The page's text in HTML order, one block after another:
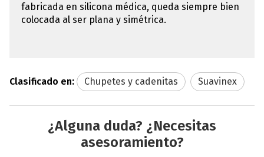
fabricada en silicona médica, queda siempre bien
colocada al ser plana y simétrica.
Clasificado en: Chupetes y cadenitas Suavinex
¿Alguna duda? ¿Necesitas
asesoramiento?